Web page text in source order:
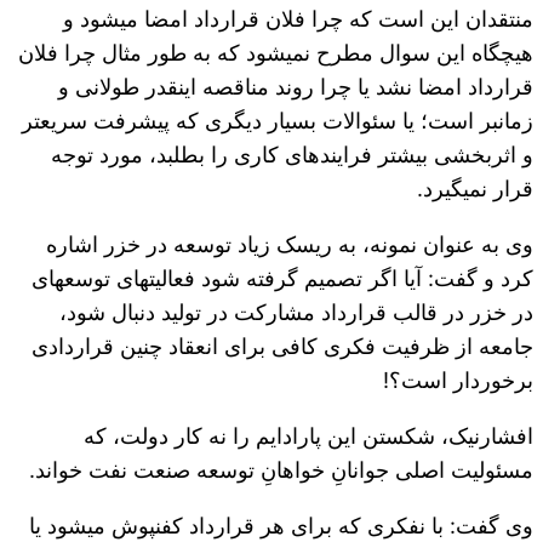
منتقدان این است که چرا فلان قرارداد امضا می‎شود و
هیچگاه این سوال مطرح نمی‎شود که به طور مثال چرا فلان
قرارداد امضا نشد یا چرا روند مناقصه اینقدر طولانی و
زمانبر است؛ یا سئوالات بسیار دیگری که پیشرفت سریعتر
و اثربخشی بیشتر فرایندهای کاری را بطلبد، مورد توجه
قرار نمی‎گیرد.
وی به عنوان نمونه، به ریسک زیاد توسعه در خزر اشاره
کرد و گفت: آیا اگر تصمیم گرفته شود فعالیت‎های توسعه‎ای
در خزر در قالب قرارداد مشارکت در تولید دنبال شود،
جامعه از ظرفیت فکری کافی برای انعقاد چنین قراردادی
برخوردار است؟!
افشارنیک، شکستن این پارادایم را نه کار دولت، که
مسئولیت اصلی جوانانِ خواهانِ توسعه صنعت نفت خواند.
وی گفت: با نفکری که برای هر قرارداد کفن‎پوش می‎شود یا